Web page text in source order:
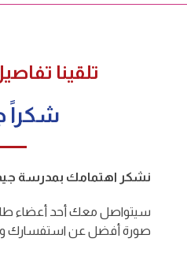
تلقينا
شكراً
نشكر اهتمامك بمدرسة
سيتواصل معك أحد أعضاء
صورة أفضل عن استفسارك